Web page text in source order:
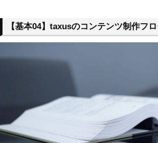
【基本04】taxusのコンテンツ制作フ